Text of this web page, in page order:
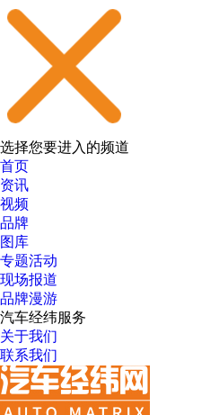
选择您要进入的频道
首页
资讯
视频
品牌
图库
专题活动
现场报道
品牌漫游
汽车经纬服务
关于我们
联系我们